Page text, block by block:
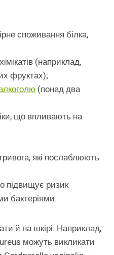
споживання білка,
(наприклад,
фруктах);
(понад два
що впливають на
які послаблюють
підвищує ризик
бактеріями.
й на шкірі. Наприклад,
можуть викликати